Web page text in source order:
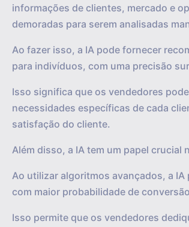
informações de clientes, mercado e
demoradas para serem analisadas
Ao fazer isso, a IA pode fornecer
para indivíduos, com uma precisão
Isso significa que os vendedores
necessidades específicas de cada
satisfação do cliente.
Além disso, a IA tem um papel
Ao utilizar algoritmos avançados, a
com maior probabilidade de
Isso permite que os vendedores